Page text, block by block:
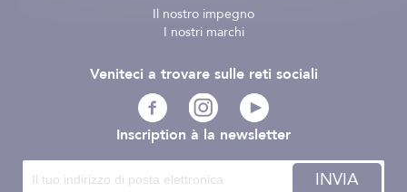
Il nostro impegno
I nostri marchi
Inscription à la newsletter
INVIA
Veniteci a trovare sulle reti sociali